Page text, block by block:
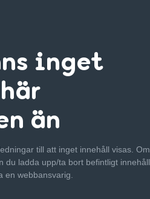
inget
än
till att inget innehåll visas. Om
du ladda upp/ta bort befintligt innehåll
en webbansvarig.